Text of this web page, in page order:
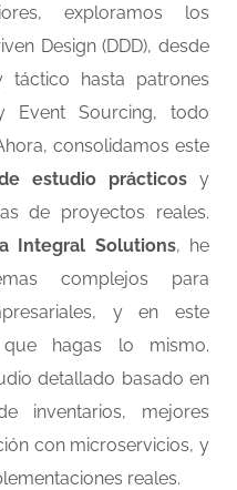
exploramos los
Design (DDD), desde
hasta patrones
Event Sourcing, todo
consolidamos este
estudio prácticosy
de proyectos reales.
Integral Solutions, he
complejos para
y en este
hagas lo mismo.
detallado basado en
inventarios, mejores
con microservicios, y
reales.